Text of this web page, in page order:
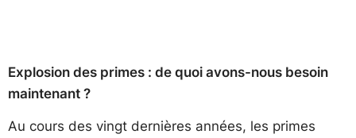
Explosion des primes : de quoi avons-nous besoin
maintenant ?
Au cours des vingt dernières années, les primes